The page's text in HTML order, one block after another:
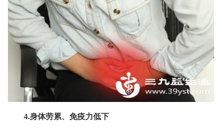
4.身体劳累、免疫力低下